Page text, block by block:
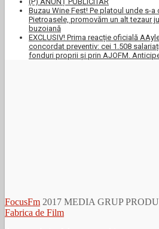
Buzau Wine Fest! Pe platoul unde s-
Pietroasele, promovăm un alt tezaur
buzoiană
EXCLUSIV! Prima reacție oficială
concordat preventiv: cei 1.508
fonduri proprii și prin AJOFM.
FocusFm 2017 MEDIA GRUP
Fabrica de Film